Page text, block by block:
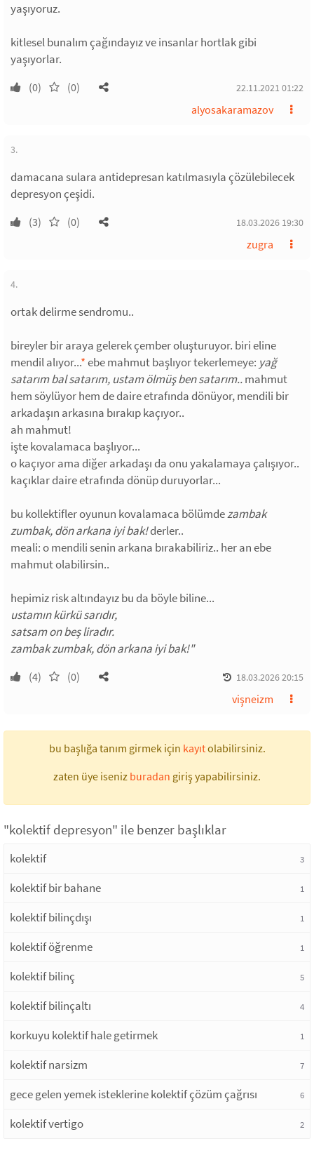
yaşıyoruz.
kitlesel bunalım çağındayız ve insanlar hortlak gibi
yaşıyorlar.
(0) (0) 22.11.2021 01:22
alyosakaramazov
3.
damacana sulara antidepresan katılmasıyla çözülebilecek
depresyon çeşidi.
(3) (0) 18.03.2026 19:30
zugra
4.
ortak delirme sendromu..
bireyler bir araya gelerek çember oluşturuyor. biri eline
mendil alıyor...*ebe mahmut başlıyor tekerlemeye: yağ
satarım bal satarım, ustam ölmüş ben satarım..mahmut
hem söylüyor hem de daire etrafında dönüyor, mendili bir
arkadaşın arkasına bırakıp kaçıyor..
ah mahmut!
işte kovalamaca başlıyor...
o kaçıyor ama diğer arkadaşı da onu yakalamaya çalışıyor..
kaçıklar daire etrafında dönüp duruyorlar...
bu kollektifler oyunun kovalamaca bölümdezambak
zumbak, dön arkana iyi bak!derler..
meali: o mendili senin arkana bırakabiliriz.. her an ebe
mahmut olabilirsin..
hepimiz risk altındayız bu da böyle biline...
ustamın kürkü sarıdır,
satsam on beş liradır.
zambak zumbak, dön arkana iyi bak!"
(4) (0) 18.03.2026 20:15
vişneizm
bu başlığa tanım girmek için kayıtolabilirsiniz.
zaten üye iseniz buradan giriş yapabilirsiniz.
"kolektif depresyon" ile benzer başlıklar
kolektif 3
kolektif bir bahane 1
kolektif bilinçdışı 1
kolektif öğrenme 1
kolektif bilinç 5
kolektif bilinçaltı 4
korkuyu kolektif hale getirmek 1
kolektif narsizm 7
gece gelen yemek isteklerine kolektif çözüm çağrısı 6
kolektif vertigo 2